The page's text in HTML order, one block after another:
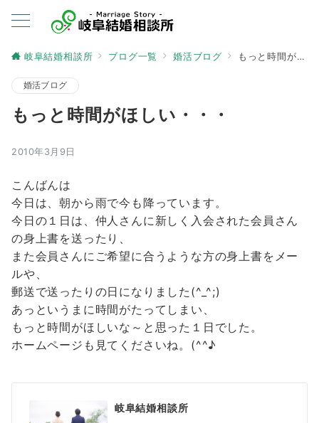
岐阜結婚相談所 ブログ一覧 婚活ブログ もっと時間がほしい・・・
婚活ブログ
もっと時間がほしい・・・
2010年3月9日
こんばんは
今日は、朝から雨で今も降っています。
今日の１日は、仲人さんに新しく入会された会員さん
の身上書を送ったり、
また会員さんにご希望に合うような方の身上書をメー
ルや、
郵送で送ったりの日になりました(^_^;)
あっというまに時間がたってしまい、
もっと時間がほしいな～と思った１日でした。
ホームページも見てくださいね。(^^♪
岐阜結婚相談所